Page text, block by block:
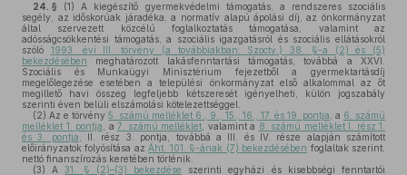
24. § (1) A kiegészítő gyermekvédelmi támogatás, a rendszeres szociális
segély, az időskorúak járadéka, a normatív alapú ápolási díj, az önkormányzat
által szervezett közcélú foglalkoztatás támogatása, valamint az
adósságcsökkentési támogatás, a szociális igazgatásról és szociális ellátásokról
szóló 1993. évi III. törvény (a továbbiakban: Szoctv.) 38. §-a (2) és (5)
bekezdésében meghatározott lakásfenntartási támogatás, továbbá a XXVI.
Szociális és Munkaügyi Minisztérium fejezetből a gyermektartásdíj
megelőlegezése esetében a települési önkormányzat első alkalommal az őt
megillető havi összeg legfeljebb kétszeresét igényelheti, külön jogszabály
szerinti éven belüli elszámolási kötelezettséggel.
(2) Az e törvény5. számú melléklet 6., 9., 15., 16., 17. és 19. pontja , a 6. számú
melléklet 1. pontja , a 7. számú melléklet , valamint a 8. számú melléklet I. rész 1.
és 3. pontja , II. rész 3. pontja, továbbá a III. és IV. része alapján számított
előirányzatok folyósítása az Áht. 101. §-ának (7) bekezdésében foglaltak szerint,
nettó finanszírozás keretében történik.
(3) A31. § (2)–(3) bekezdése szerinti egyházi és kisebbségi fenntartói